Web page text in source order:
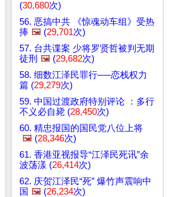
(30,680次)
56. 恶搞中共 《惊魂动车组》受热
捧 🖼️ (29,701次)
57. 台共谍案 少将罗贤哲被判无期
徒刑 🖼️ (29,682次)
58. 细数江泽民罪行──恋栈权力
篇 (29,279次)
59. 中国过渡政府特别评论 ：多行
不义必自毙 (28,450次)
60. 精忠报国的国民党八位上将
🖼️ (28,346次)
61. 香港亚视报导“江泽民死讯”余
波荡漾 (26,414次)
62. 庆贺江泽民“死” 爆竹声震响中
国 🖼️ (26,234次)